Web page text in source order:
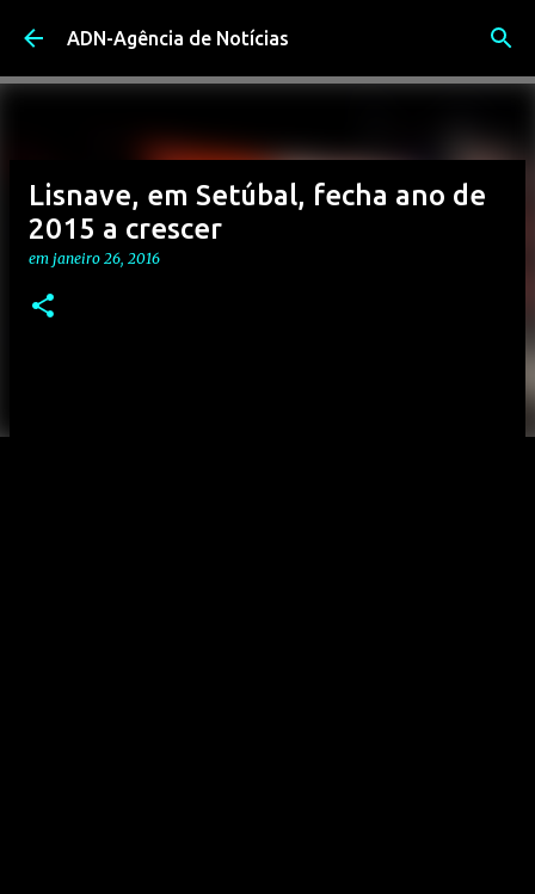
Avançar para o conteúdo principal
ADN-Agência de Notícias
Lisnave, em Setúbal, fecha ano de
2015 a crescer
em janeiro 26, 2016